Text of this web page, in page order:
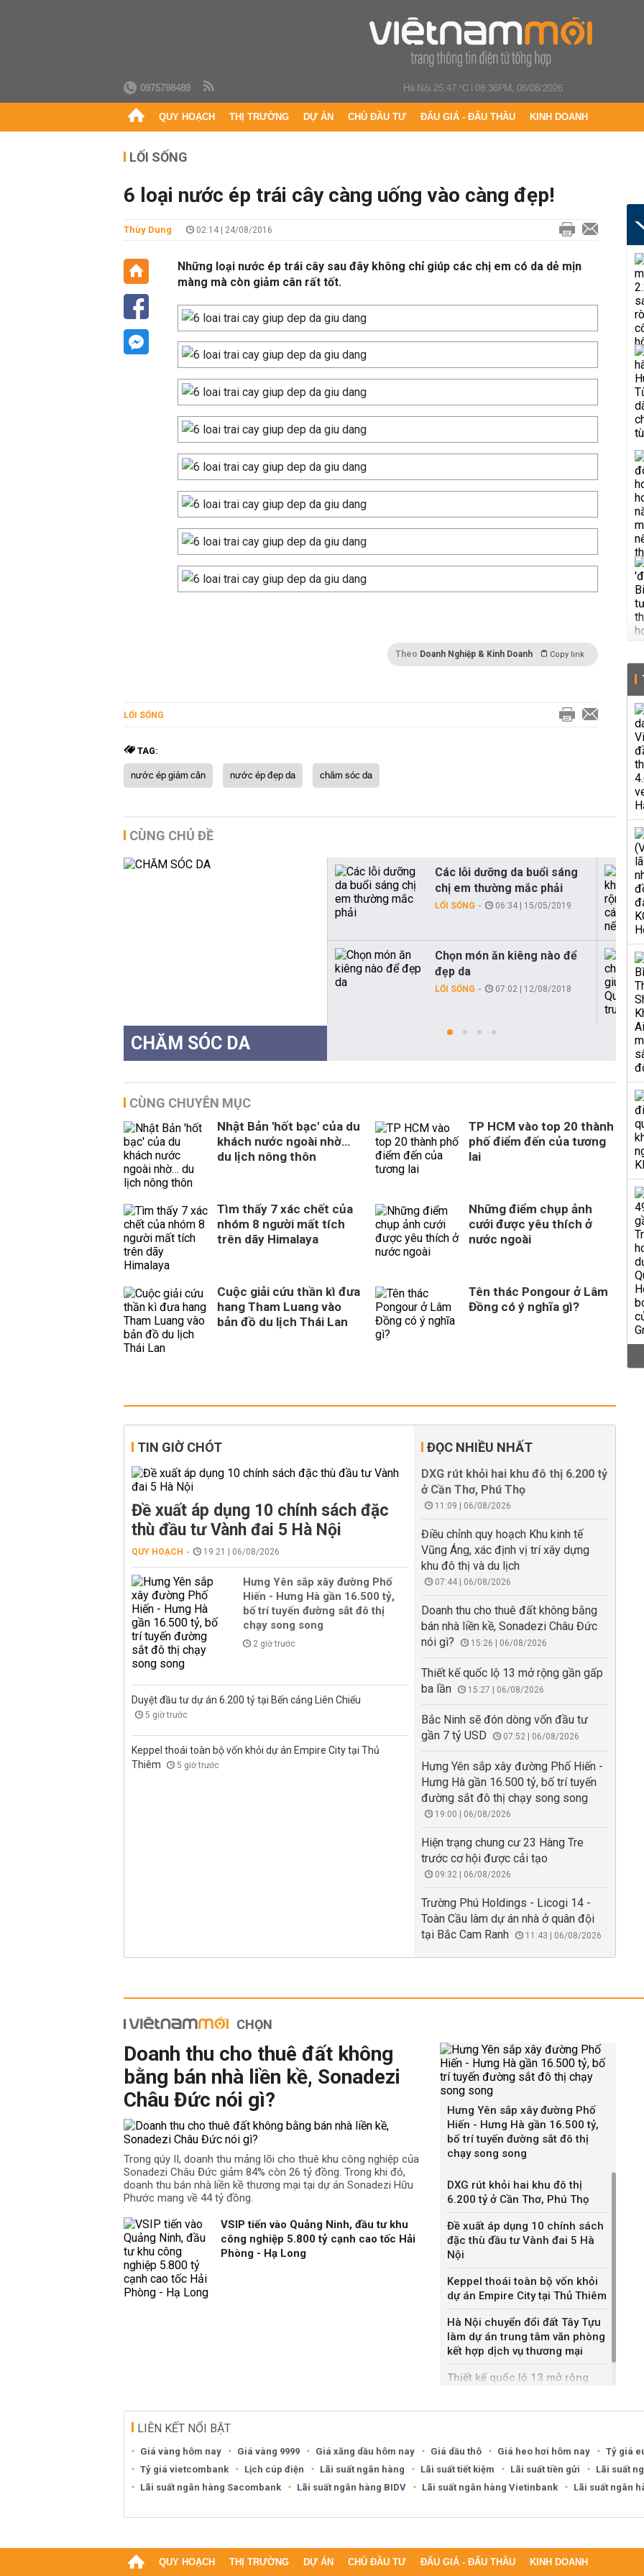
0975798489 Hà Nội 25.47 °C|08:36PM, 06/08/2026
QUY HOẠCH THỊ TRƯỜNG DỰ ÁN CHỦ ĐẦU TƯ ĐẤU GIÁ - ĐẤU THẦU KINH DOANH
LỐI SỐNG
6 loại nước ép trái cây càng uống vào càng đẹp!
Thùy Dung 02:14 | 24/08/2016
Những loại nước ép trái cây sau đây không chỉ giúp các chị em có da dẻ mịn
màng mà còn giảm cân rất tốt.
Theo Doanh Nghiệp & Kinh Doanh Copy link
LỐI SỐNG
TAG:
nước ép giảm cân nước ép đẹp da chăm sóc da
CÙNG CHỦ ĐỀ
CHĂM SÓC DA
Các lỗi dưỡng da buổi sáng
chị em thường mắc phải
LỐI SỐNG 06:34 | 15/05/2019
Chọn món ăn kiêng nào để
đẹp da
LỐI SỐNG 07:02 | 12/08/2018
CÙNG CHUYÊN MỤC
Nhật Bản 'hốt bạc' của du
khách nước ngoài nhờ…
du lịch nông thôn
TP HCM vào top 20 thành
phố điểm đến của tương
lai
Tìm thấy 7 xác chết của
nhóm 8 người mất tích
trên dãy Himalaya
Những điểm chụp ảnh
cưới được yêu thích ở
nước ngoài
Cuộc giải cứu thần kì đưa
hang Tham Luang vào
bản đồ du lịch Thái Lan
Tên thác Pongour ở Lâm
Đồng có ý nghĩa gì?
TIN GIỜ CHÓT
Đề xuất áp dụng 10 chính sách đặc
thù đầu tư Vành đai 5 Hà Nội
QUY HOẠCH 19:21 | 06/08/2026
Hưng Yên sắp xây đường Phố
Hiến - Hưng Hà gần 16.500 tỷ,
bố trí tuyến đường sắt đô thị
chạy song song
2 giờ trước
Duyệt đầu tư dự án 6.200 tỷ tại Bến cảng Liên Chiểu
5 giờ trước
Keppel thoái toàn bộ vốn khỏi dự án Empire City tại Thủ
Thiêm
5 giờ trước
ĐỌC NHIỀU NHẤT
DXG rút khỏi hai khu đô thị 6.200 tỷ
ở Cần Thơ, Phú Thọ
11:09 | 06/08/2026
Điều chỉnh quy hoạch Khu kinh tế
Vũng Áng, xác định vị trí xây dựng
khu đô thị và du lịch
07:44 | 06/08/2026
Doanh thu cho thuê đất không bằng
bán nhà liền kề, Sonadezi Châu Đức
nói gì?
15:26 | 06/08/2026
Thiết kế quốc lộ 13 mở rộng gần gấp
ba lần
15:27 | 06/08/2026
Bắc Ninh sẽ đón dòng vốn đầu tư
gần 7 tỷ USD
07:52 | 06/08/2026
Hưng Yên sắp xây đường Phố Hiến -
Hưng Hà gần 16.500 tỷ, bố trí tuyến
đường sắt đô thị chạy song song
19:00 | 06/08/2026
Hiện trạng chung cư 23 Hàng Tre
trước cơ hội được cải tạo
09:32 | 06/08/2026
Trường Phú Holdings - Licogi 14 -
Toàn Cầu làm dự án nhà ở quân đội
tại Bắc Cam Ranh
11:43 | 06/08/2026
CHỌN
Doanh thu cho thuê đất không
bằng bán nhà liền kề, Sonadezi
Châu Đức nói gì?
Trong qúy II, doanh thu mảng lõi cho thuê khu công nghiệp của
Sonadezi Châu Đức giảm 84% còn 26 tỷ đồng. Trong khi đó,
doanh thu bán nhà liền kề thương mại tại dự án Sonadezi Hữu
Phước mang về 44 tỷ đồng.
VSIP tiến vào Quảng Ninh, đầu tư khu
công nghiệp 5.800 tỷ cạnh cao tốc Hải
Phòng - Hạ Long
Hưng Yên sắp xây đường Phố
Hiến - Hưng Hà gần 16.500 tỷ,
bố trí tuyến đường sắt đô thị
chạy song song
DXG rút khỏi hai khu đô thị
6.200 tỷ ở Cần Thơ, Phú Thọ
Đề xuất áp dụng 10 chính sách
đặc thù đầu tư Vành đai 5 Hà
Nội
Keppel thoái toàn bộ vốn khỏi
dự án Empire City tại Thủ Thiêm
Hà Nội chuyển đổi đất Tây Tựu
làm dự án trung tâm văn phòng
kết hợp dịch vụ thương mại
Thiết kế quốc lộ 13 mở rộng
LIÊN KẾT NỔI BẬT
Giá vàng hôm nay Giá vàng 9999 Giá xăng dầu hôm nay Giá dầu thô Giá heo hơi hôm nay Tỷ giá
Tỷ giá vietcombank
Lịch cúp điện Lãi suất ngân hàng Lãi suất tiết kiệm Lãi suất tiền gửi
Lãi suất
Lãi suất ngân hàng Sacombank
Lãi suất ngân hàng BIDV Lãi suất ngân hàng Vietinbank Lãi suất ngân
QUY HOẠCH THỊ TRƯỜNG DỰ ÁN CHỦ ĐẦU TƯ ĐẤU GIÁ - ĐẤU THẦU KINH DOANH